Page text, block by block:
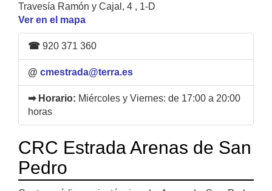
Travesía Ramón y Cajal, 4 , 1-D
Ver en el mapa
☎ 920 371 360
@ cmestrada@terra.es
➡ Horario: Miércoles y Viernes: de 17:00 a 20:00
horas
CRC Estrada Arenas de San
Pedro